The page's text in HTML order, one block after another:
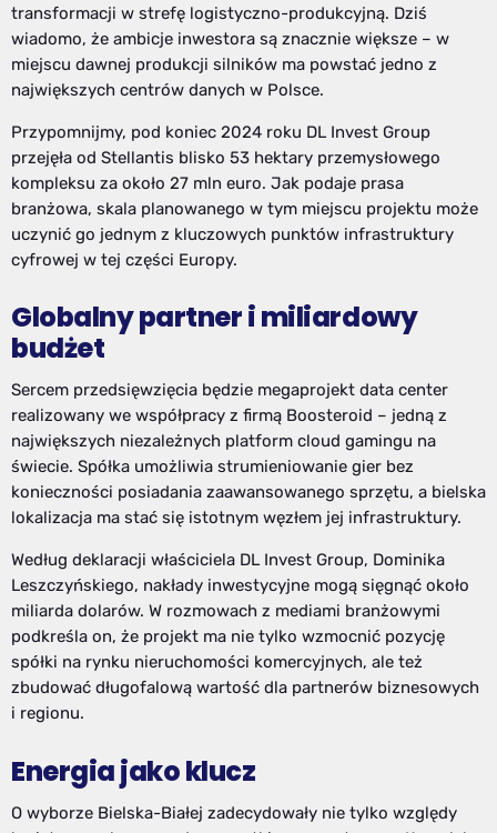
transformacji w strefę logistyczno-produkcyjną. Dziś
wiadomo, że ambicje inwestora są znacznie większe – w
miejscu dawnej produkcji silników ma powstać jedno z
największych centrów danych w Polsce.
Przypomnijmy, pod koniec 2024 roku DL Invest Group
przejęła od Stellantis blisko 53 hektary przemysłowego
kompleksu za około 27 mln euro. Jak podaje prasa
branżowa, skala planowanego w tym miejscu projektu może
uczynić go jednym z kluczowych punktów infrastruktury
cyfrowej w tej części Europy.
Globalny partner i miliardowy
budżet
Sercem przedsięwzięcia będzie megaprojekt data center
realizowany we współpracy z firmą Boosteroid – jedną z
największych niezależnych platform cloud gamingu na
świecie. Spółka umożliwia strumieniowanie gier bez
konieczności posiadania zaawansowanego sprzętu, a bielska
lokalizacja ma stać się istotnym węzłem jej infrastruktury.
Według deklaracji właściciela DL Invest Group, Dominika
Leszczyńskiego, nakłady inwestycyjne mogą sięgnąć około
miliarda dolarów. W rozmowach z mediami branżowymi
podkreśla on, że projekt ma nie tylko wzmocnić pozycję
spółki na rynku nieruchomości komercyjnych, ale też
zbudować długofalową wartość dla partnerów biznesowych
i regionu.
Energia jako klucz
O wyborze Bielska-Białej zadecydowały nie tylko względy